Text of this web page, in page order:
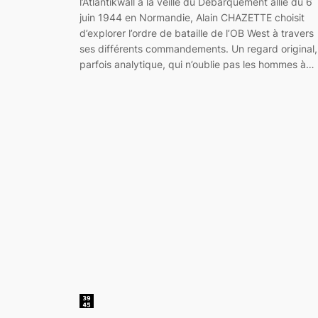
juin 1944 en Normandie, Alain CHAZETTE choisit
d’explorer l’ordre de bataille de l’OB West à travers
ses différents commandements. Un regard original,
parfois analytique, qui n’oublie pas les hommes à…